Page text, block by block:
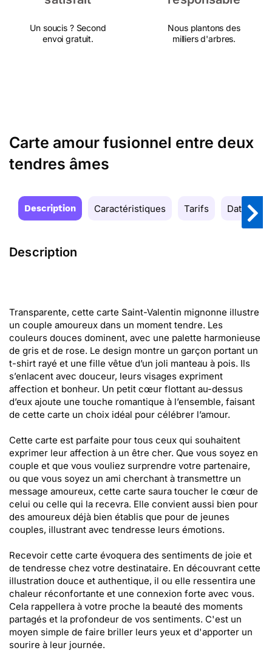
Un soucis ? Second
envoi gratuit.
Nous plantons des
milliers d'arbres.
Carte amour fusionnel entre deux
tendres âmes
Description Caractéristiques Tarifs Date de
Description
Transparente, cette carte Saint-Valentin mignonne illustre
un couple amoureux dans un moment tendre. Les
couleurs douces dominent, avec une palette harmonieuse
de gris et de rose. Le design montre un garçon portant un
t-shirt rayé et une fille vêtue d’un joli manteau à pois. Ils
s’enlacent avec douceur, leurs visages expriment
affection et bonheur. Un petit cœur flottant au-dessus
d’eux ajoute une touche romantique à l’ensemble, faisant
de cette carte un choix idéal pour célébrer l’amour.
Cette carte est parfaite pour tous ceux qui souhaitent
exprimer leur affection à un être cher. Que vous soyez en
couple et que vous vouliez surprendre votre partenaire,
ou que vous soyez un ami cherchant à transmettre un
message amoureux, cette carte saura toucher le cœur de
celui ou celle qui la recevra. Elle convient aussi bien pour
des amoureux déjà bien établis que pour de jeunes
couples, illustrant avec tendresse leurs émotions.
Recevoir cette carte évoquera des sentiments de joie et
de tendresse chez votre destinataire. En découvrant cette
illustration douce et authentique, il ou elle ressentira une
chaleur réconfortante et une connexion forte avec vous.
Cela rappellera à votre proche la beauté des moments
partagés et la profondeur de vos sentiments. C'est un
moyen simple de faire briller leurs yeux et d'apporter un
sourire à leur journée.